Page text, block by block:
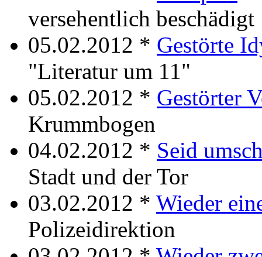
versehentlich beschädigt
05.02.2012 * Gestörte
"Literatur um 11"
05.02.2012 * Gestörter
Krummbogen
04.02.2012 * Seid
Stadt und der Tor
03.02.2012 * Wieder
Polizeidirektion